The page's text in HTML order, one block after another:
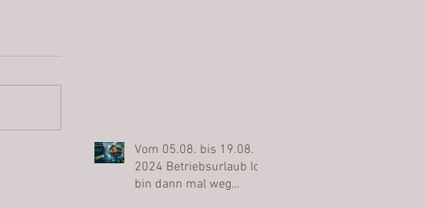
Vom 05.08. bis 19.08.
2024 Betriebsurlaub Ich
bin dann mal weg…